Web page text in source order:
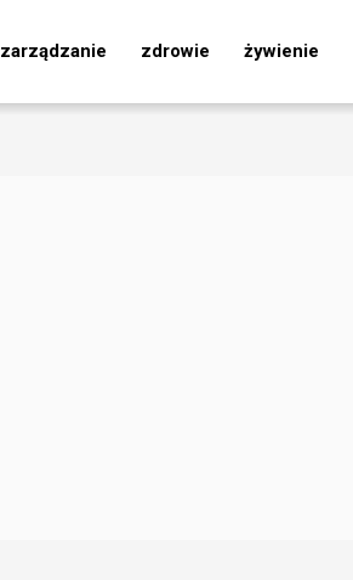
zarządzanie zdrowie żywienie